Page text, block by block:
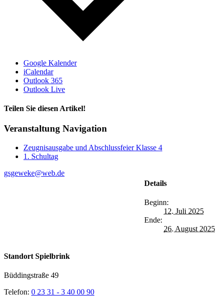
Google Kalender
iCalendar
Outlook 365
Outlook Live
Teilen Sie diesen Artikel!
Facebook
X
Reddit
LinkedIn
WhatsApp
Tumblr
Pinterest
Vk
Xing
E-
Veranstaltung Navigation
Zeugnisausgabe und Abschlussfeier Klasse 4
1. Schultag
Details
Beginn:
12. Juli 2025
Ende:
26. August 2025
gsgeweke@web.de
Standort Spielbrink
Büddingstraße 49
Telefon: 0 23 31 - 3 40 00 90